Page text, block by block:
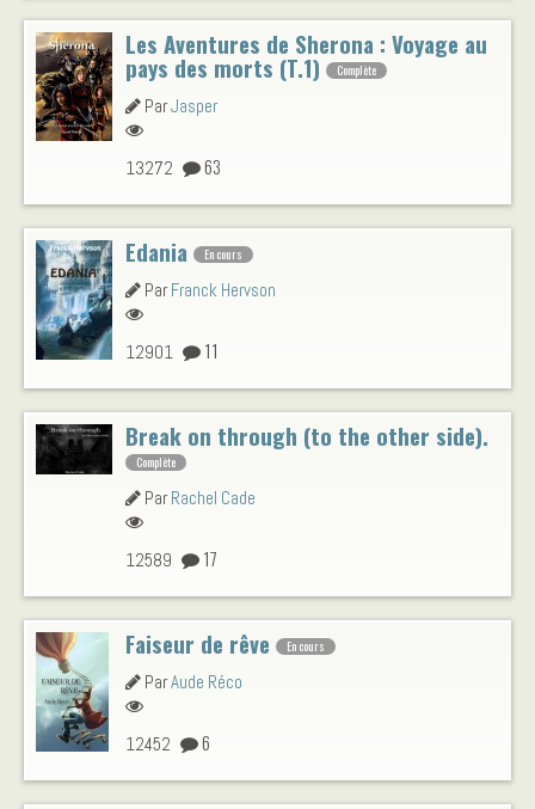
Les Aventures de Sherona : Voyage au
pays des morts (T.1) Complète
ParJasper
13272 63
Edania En cours
ParFranck Hervson
12901 11
Break on through (to the other side).
Complète
ParRachel Cade
12589 17
Faiseur de rêve En cours
ParAude Réco
12452 6